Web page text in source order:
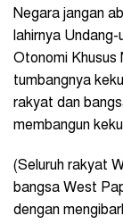
Negara jangan
lahirnya
Otonomi Khusus
tumbangnya
rakyat dan
membangun
(Seluruh rakyat
bangsa West
dengan